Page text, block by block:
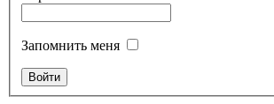
Запомнить меня